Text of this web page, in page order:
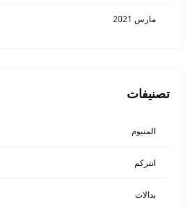
مارس 2021
تصنيفات
المنيوم
انتركم
بدالات